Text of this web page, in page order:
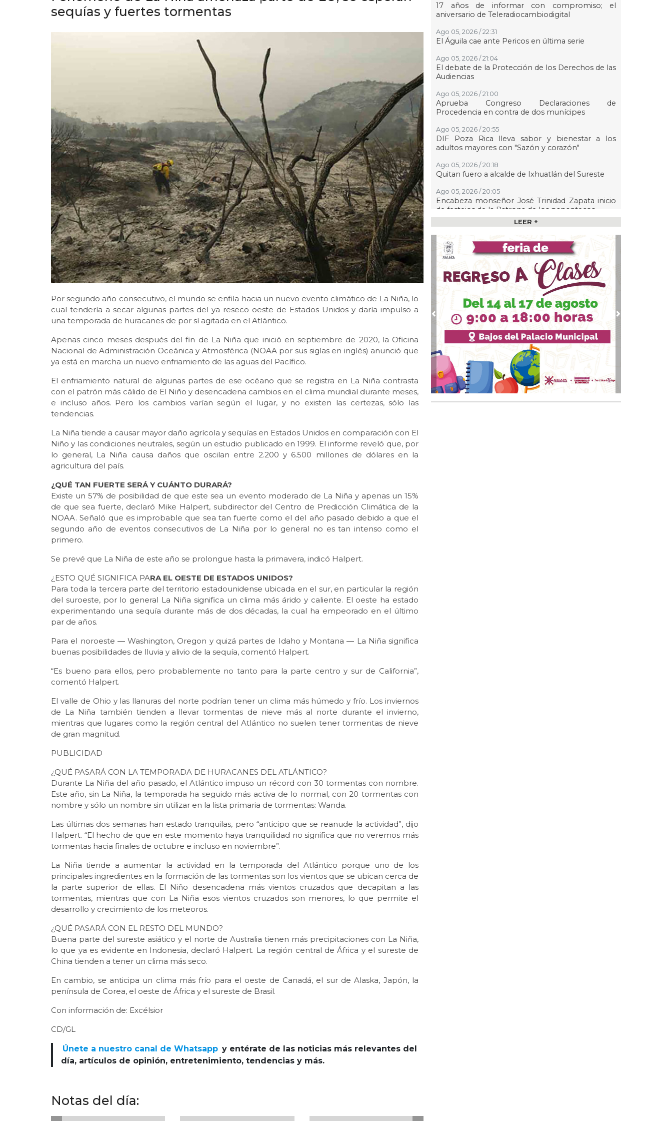
sequías y fuertes tormentas
Por segundo año consecutivo, el mundo se enfila hacia un nuevo evento climático de La Niña, lo
cual tendería a secar algunas partes del ya reseco oeste de Estados Unidos y daría impulso a
una temporada de huracanes de por sí agitada en el Atlántico.
Apenas cinco meses después del fin de La Niña que inició en septiembre de 2020, la Oficina
Nacional de Administración Oceánica y Atmosférica (NOAA por sus siglas en inglés) anunció que
ya está en marcha un nuevo enfriamiento de las aguas del Pacífico.
El enfriamiento natural de algunas partes de ese océano que se registra en La Niña contrasta
con el patrón más cálido de El Niño y desencadena cambios en el clima mundial durante meses,
e incluso años. Pero los cambios varían según el lugar, y no existen las certezas, sólo las
tendencias.
La Niña tiende a causar mayor daño agrícola y sequías en Estados Unidos en comparación con El
Niño y las condiciones neutrales, según un estudio publicado en 1999. El informe reveló que, por
lo general, La Niña causa daños que oscilan entre 2.200 y 6.500 millones de dólares en la
agricultura del país.
¿QUÉ TAN FUERTE SERÁ Y CUÁNTO DURARÁ?
Existe un 57% de posibilidad de que este sea un evento moderado de La Niña y apenas un 15%
de que sea fuerte, declaró Mike Halpert, subdirector del Centro de Predicción Climática de la
NOAA. Señaló que es improbable que sea tan fuerte como el del año pasado debido a que el
segundo año de eventos consecutivos de La Niña por lo general no es tan intenso como el
primero.
Se prevé que La Niña de este año se prolongue hasta la primavera, indicó Halpert.
¿ESTO QUÉ SIGNIFICA PARA EL OESTE DE ESTADOS UNIDOS?
Para toda la tercera parte del territorio estadounidense ubicada en el sur, en particular la región
del suroeste, por lo general La Niña significa un clima más árido y caliente. El oeste ha estado
experimentando una sequía durante más de dos décadas, la cual ha empeorado en el último
par de años.
Para el noroeste — Washington, Oregon y quizá partes de Idaho y Montana — La Niña significa
buenas posibilidades de lluvia y alivio de la sequía, comentó Halpert.
“Es bueno para ellos, pero probablemente no tanto para la parte centro y sur de California”,
comentó Halpert.
El valle de Ohio y las llanuras del norte podrían tener un clima más húmedo y frío. Los inviernos
de La Niña también tienden a llevar tormentas de nieve más al norte durante el invierno,
mientras que lugares como la región central del Atlántico no suelen tener tormentas de nieve
de gran magnitud.
PUBLICIDAD
¿QUÉ PASARÁ CON LA TEMPORADA DE HURACANES DEL ATLÁNTICO?
Durante La Niña del año pasado, el Atlántico impuso un récord con 30 tormentas con nombre.
Este año, sin La Niña, la temporada ha seguido más activa de lo normal, con 20 tormentas con
nombre y sólo un nombre sin utilizar en la lista primaria de tormentas: Wanda.
Las últimas dos semanas han estado tranquilas, pero “anticipo que se reanude la actividad”, dijo
Halpert. “El hecho de que en este momento haya tranquilidad no significa que no veremos más
tormentas hacia finales de octubre e incluso en noviembre”.
La Niña tiende a aumentar la actividad en la temporada del Atlántico porque uno de los
principales ingredientes en la formación de las tormentas son los vientos que se ubican cerca de
la parte superior de ellas. El Niño desencadena más vientos cruzados que decapitan a las
tormentas, mientras que con La Niña esos vientos cruzados son menores, lo que permite el
desarrollo y crecimiento de los meteoros.
¿QUÉ PASARÁ CON EL RESTO DEL MUNDO?
Buena parte del sureste asiático y el norte de Australia tienen más precipitaciones con La Niña,
lo que ya es evidente en Indonesia, declaró Halpert. La región central de África y el sureste de
China tienden a tener un clima más seco.
En cambio, se anticipa un clima más frío para el oeste de Canadá, el sur de Alaska, Japón, la
península de Corea, el oeste de África y el sureste de Brasil.
Con información de: Excélsior
CD/GL
Únete a nuestro canal de Whatsapp y entérate de las noticias más relevantes del
día, artículos de opinión, entretenimiento, tendencias y más.
Notas del día:
17 años de informar con compromiso; el
aniversario de Teleradiocambiodigital
Ago 05, 2026 / 22:31
El Águila cae ante Pericos en última serie
Ago 05, 2026 / 21:04
El debate de la Protección de los Derechos de las
Audiencias
Ago 05, 2026 / 21:00
Aprueba Congreso Declaraciones de
Procedencia en contra de dos munícipes
Ago 05, 2026 / 20:55
DIF Poza Rica lleva sabor y bienestar a los
adultos mayores con "Sazón y corazón"
Ago 05, 2026 / 20:18
Quitan fuero a alcalde de Ixhuatlán del Sureste
Ago 05, 2026 / 20:05
Encabeza monseñor José Trinidad Zapata inicio
de festejos de la Patrona de los papantecos
Ago 05, 2026 / 19:46
Entrega DIF Municipal de Veracruz cerca de 100
credenciales de discapacidad
En Rincón de la Marquesa hubo retiro de árboles
por representar riesgos; no es tala ilegal
Ago 05, 2026 / 18:42
Alcalde de Úrsulo Galván, Veracruz es desaforado
Ago 05, 2026 / 18:17
Alcalde de Úrsulo Galván abandona el Congreso
previo a la votación de su desafuero
Ago 05, 2026 / 18:00
Más boqueños se afilian al Centro Médico Santa
Ana
LEER +
Previous Next